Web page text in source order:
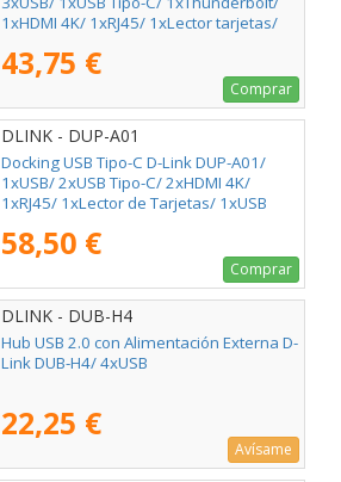
1xHDMI 4K/ 1xRJ45/ 1xLector tarjetas/
43,75 €
Comprar
DLINK - DUP-A01
Docking USB Tipo-C D-Link DUP-A01/
1xUSB/ 2xUSB Tipo-C/ 2xHDMI 4K/
1xRJ45/ 1xLector de Tarjetas/ 1xUSB
58,50 €
Comprar
DLINK - DUB-H4
Hub USB 2.0 con Alimentación Externa D-
Link DUB-H4/ 4xUSB
22,25 €
Avísame